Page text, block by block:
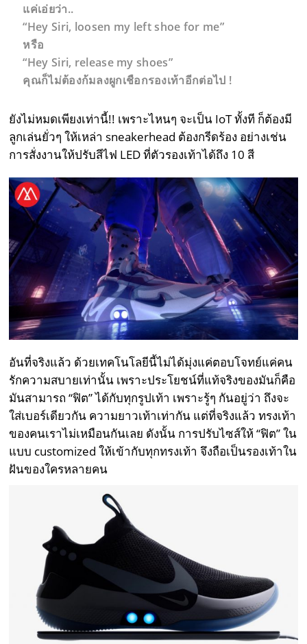
แค่เอ่ยว่า..
“Hey Siri, loosen my left shoe for me”
หรือ
“Hey Siri, release my shoes”
คุณก็ไม่ต้องก้มลงผูกเชือกรองเท้าอีกต่อไป !
ยังไม่หมดเพียงเท่านี้!! เพราะไหนๆ จะเป็น IoT ทั้งที ก็ต้องมี
ลูกเล่นยั่วๆ ให้เหล่า sneakerhead ต้องกรีดร้อง อย่างเช่น
การสั่งงานให้ปรับสีไฟ LED ที่ตัวรองเท้าได้ถึง 10 สี
อันที่จริงแล้ว ด้วยเทคโนโลยีนี้ไม่ได้มุ่งแค่ตอบโจทย์แค่คน
รักความสบายเท่านั้น เพราะประโยชน์ที่แท้จริงของมันก็คือ
มันสามารถ “ฟิต” ได้กับทุกรูปเท้า เพราะรู้ๆ กันอยู่ว่า ถึงจะ
ใส่เบอร์เดียวกัน ความยาวเท้าเท่ากัน แต่ที่จริงแล้ว ทรงเท้า
ของคนเราไม่เหมือนกันเลย ดังนั้น การปรับไซส์ให้ “ฟิต” ใน
แบบ customized ให้เข้ากับทุกทรงเท้า จึงถือเป็นรองเท้าใน
ฝันของใครหลายคน